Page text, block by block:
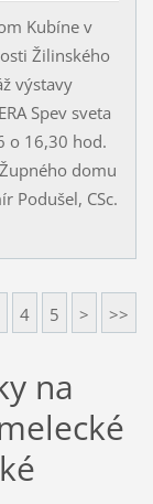
Kubíne v
Žilinského
výstavy
Spev sveta
o 16,30 hod.
domu
Podušel, CSc.
4 5 > >>
na